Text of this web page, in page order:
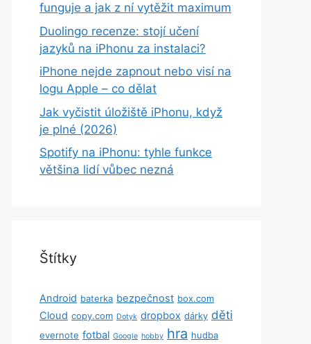
funguje a jak z ní vytěžit maximum
Duolingo recenze: stojí učení
jazyků na iPhonu za instalaci?
iPhone nejde zapnout nebo visí na
logu Apple – co dělat
Jak vyčistit úložiště iPhonu, když
je plné (2026)
Spotify na iPhonu: tyhle funkce
většina lidí vůbec nezná
Štítky
Android baterka bezpečnost box.com
Cloud copy.com Dotyk dropbox dárky děti
evernote fotbal Google hobby hra hudba